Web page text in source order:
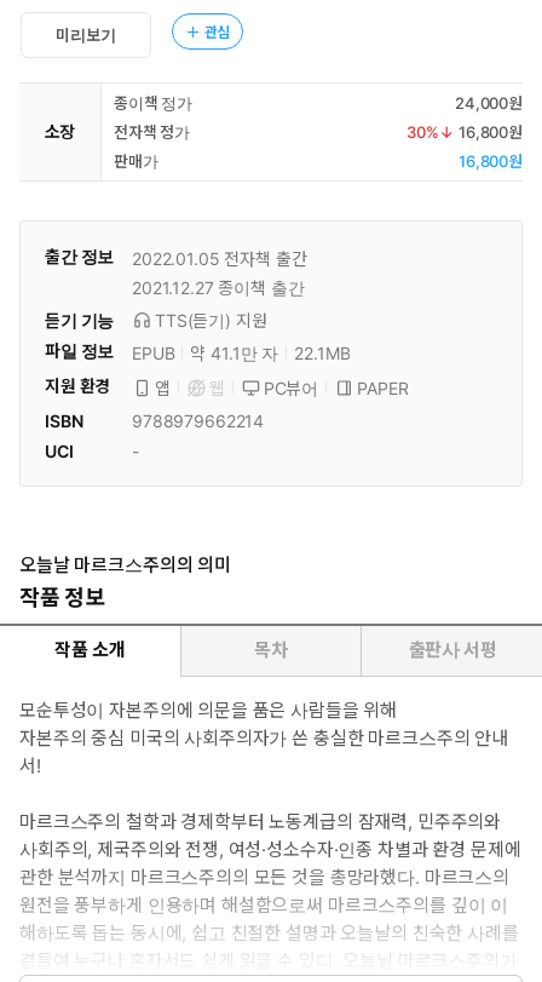
미리보기 관심
소장
종이책 정가
24,000원
전자책 정가
30%↓ 16,800원
판매가
16,800원
출간 정보 2022.01.05 전자책 출간
2021.12.27 종이책 출간
듣기 기능
TTS(듣기) 지원
파일 정보
EPUB 약 41.1만 자
22.1MB
지원 환경
앱 웹 PC뷰어
PAPER
ISBN
9788979662214
UCI
-
오늘날 마르크스주의의 의미
작품 정보
작품 소개 목차 출판사 서평
모순투성이 자본주의에 의문을 품은 사람들을 위해
자본주의 중심 미국의 사회주의자가 쓴 충실한 마르크스주의 안내
서!
마르크스주의 철학과 경제학부터 노동계급의 잠재력, 민주주의와
사회주의, 제국주의와 전쟁, 여성·성소수자·인종 차별과 환경 문제에
관한 분석까지 마르크스주의의 모든 것을 총망라했다. 마르크스의
원전을 풍부하게 인용하며 해설함으로써 마르크스주의를 깊이 이
해하도록 돕는 동시에, 쉽고 친절한 설명과 오늘날의 친숙한 사례를
곁들여 누구나 혼자서도 쉽게 읽을 수 있다. 오늘날 마르크스주의가